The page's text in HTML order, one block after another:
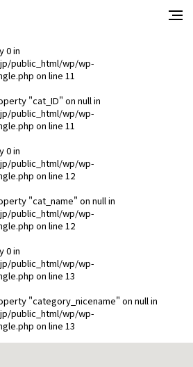
0 in
public_html/wp/wp-
on line 11
"cat_ID" on null in
public_html/wp/wp-
on line 11
0 in
public_html/wp/wp-
on line 12
"cat_name" on null in
public_html/wp/wp-
on line 12
0 in
public_html/wp/wp-
on line 13
"category_nicename" on null in
public_html/wp/wp-
on line 13